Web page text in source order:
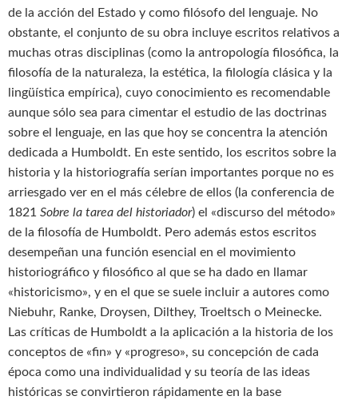
de la acción del Estado y como filósofo del lenguaje. No
obstante, el conjunto de su obra incluye escritos relativos a
muchas otras disciplinas (como la antropología filosófica, la
filosofía de la naturaleza, la estética, la filología clásica y la
lingüística empírica), cuyo conocimiento es recomendable
aunque sólo sea para cimentar el estudio de las doctrinas
sobre el lenguaje, en las que hoy se concentra la atención
dedicada a Humboldt. En este sentido, los escritos sobre la
historia y la historiografía serían importantes porque no es
arriesgado ver en el más célebre de ellos (la conferencia de
1821 Sobre la tarea del historiador) el «discurso del método»
de la filosofía de Humboldt. Pero además estos escritos
desempeñan una función esencial en el movimiento
historiográfico y filosófico al que se ha dado en llamar
«historicismo», y en el que se suele incluir a autores como
Niebuhr, Ranke, Droysen, Dilthey, Troeltsch o Meinecke.
Las críticas de Humboldt a la aplicación a la historia de los
conceptos de «fin» y «progreso», su concepción de cada
época como una individualidad y su teoría de las ideas
históricas se convirtieron rápidamente en la base